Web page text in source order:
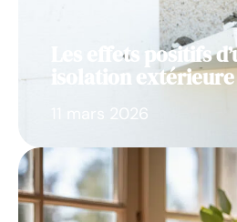
Les effets positifs
isolation extérieure
11 mars 2026